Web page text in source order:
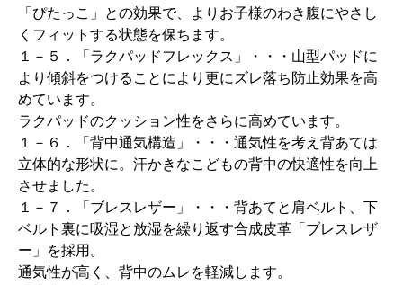
「ぴたっこ」との効果で、よりお子様のわき腹にやさし
くフィットする状態を保ちます。
１－５．「ラクパッドフレックス」・・・山型パッドに
より傾斜をつけることにより更にズレ落ち防止効果を高
めています。
ラクパッドのクッション性をさらに高めています。
１－６．「背中通気構造」・・・通気性を考え背あては
立体的な形状に。汗かきなこどもの背中の快適性を向上
させました。
１－７．「ブレスレザー」・・・背あてと肩ベルト、下
ベルト裏に吸湿と放湿を繰り返す合成皮革「ブレスレザ
ー」を採用。
通気性が高く、背中のムレを軽減します。